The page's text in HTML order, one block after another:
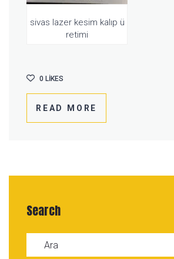
sivas lazer kesim kalıp ü
retimi
READ MORE
0 LIKES
Search
Search for: